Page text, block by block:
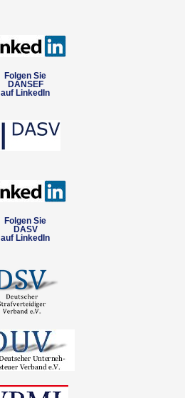
Folgen Sie
DANSEF
auf LinkedIn
Folgen Sie
DASV
auf LinkedIn